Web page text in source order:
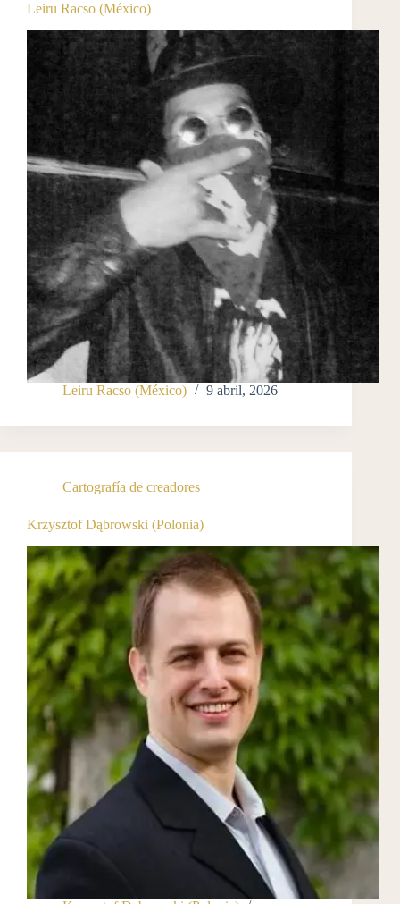
Leiru Racso (México)
Leiru Racso (México) 9 abril, 2026
Cartografía de creadores
Krzysztof Dąbrowski (Polonia)